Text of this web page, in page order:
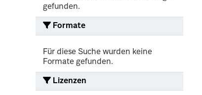
gefunden.
Formate
Für diese Suche wurden keine
Formate gefunden.
Lizenzen